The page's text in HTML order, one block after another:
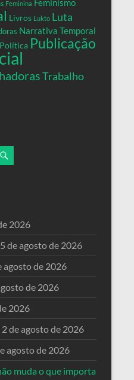
Feminina Feminismo
Livros Lukto Luta
Narrativa Temporal
Política Publicação
Trabalho
2026
5 de agosto de 2026
agosto de 2026
de 2026
2026
2 de agosto de 2026
agosto de 2026
muda o que importa